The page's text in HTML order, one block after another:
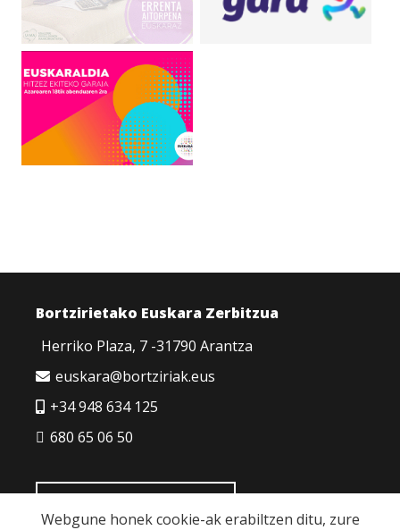
Bortzirietako Euskara Zerbitzua
Herriko Plaza, 7 -31790 Arantza
euskara@bortziriak.eus
+34 948 634 125
680 65 06 50
Webgune honek cookie-ak erabiltzen ditu, zure